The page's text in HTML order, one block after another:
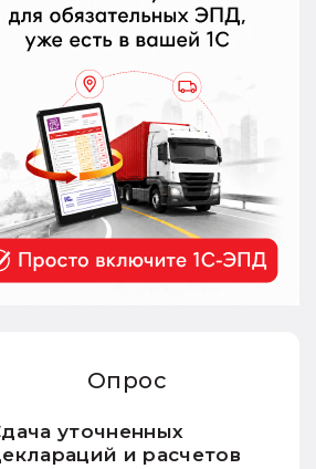
Опрос
уточненных
и расчетов